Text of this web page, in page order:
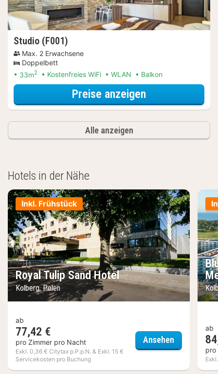
Studio (F001)
Max. 2 Erwachsene
Doppelbett
33m2 Kostenfreies WiFi WLAN Balkon
Preise anzeigen
Alle anzeigen
Hotels in der Nähe
Inkl. Frühstück
Royal Tulip Sand Hotel
Kolberg, Polen
ab
77,42 €
pro Zimmer pro Nacht
Exkl. 0,36 € Citytax p.P.p.N. & Exkl. 15 €
Servicekosten pro Buchung
Ansehen Royal Tulip
ab
pro